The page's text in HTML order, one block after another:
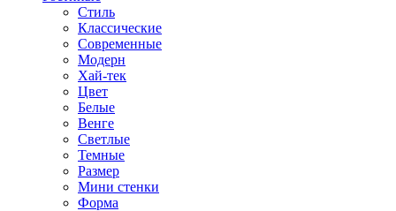
Стиль
Классические
Современные
Модерн
Хай-тек
Цвет
Белые
Венге
Светлые
Темные
Размер
Мини стенки
Форма